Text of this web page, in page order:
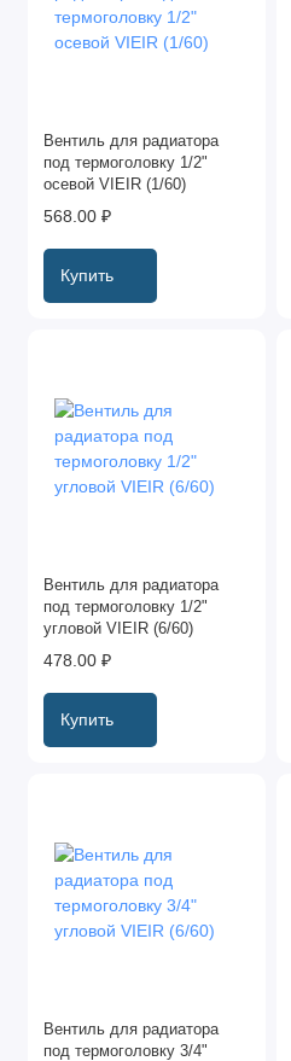
Вентиль для радиатора
под термоголовку 1/2"
осевой VIEIR (1/60)
568.00 ₽
Купить
Вентиль для радиатора
под термоголовку 1/2"
угловой VIEIR (6/60)
478.00 ₽
Купить
Вентиль для радиатора
под термоголовку 3/4"